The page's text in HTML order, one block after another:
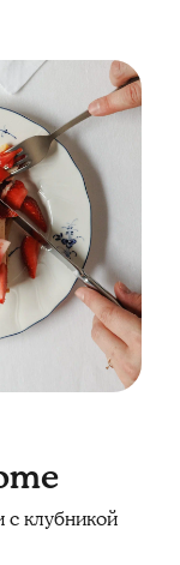
с клубникой